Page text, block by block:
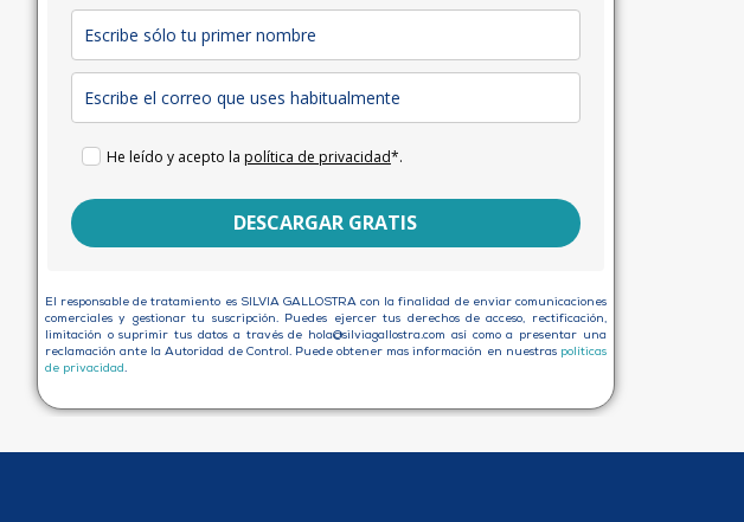
He leído y acepto la política de privacidad*.
DESCARGAR GRATIS
El responsable de tratamiento es SILVIA GALLOSTRA con la finalidad de enviar comunicaciones
comerciales y gestionar tu suscripción. Puedes ejercer tus derechos de acceso, rectificación,
limitación o suprimir tus datos a través de hola@silviagallostra.com así como a presentar una
reclamación ante la Autoridad de Control. Puede obtener mas información en nuestras políticas
de privacidad.